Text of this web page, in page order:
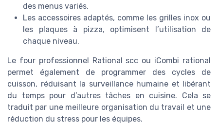
des menus variés.
Les accessoires adaptés, comme les grilles inox ou
les plaques à pizza, optimisent l’utilisation de
chaque niveau.
Le four professionnel Rational scc ou iCombi rational
permet également de programmer des cycles de
cuisson, réduisant la surveillance humaine et libérant
du temps pour d’autres tâches en cuisine. Cela se
traduit par une meilleure organisation du travail et une
réduction du stress pour les équipes.